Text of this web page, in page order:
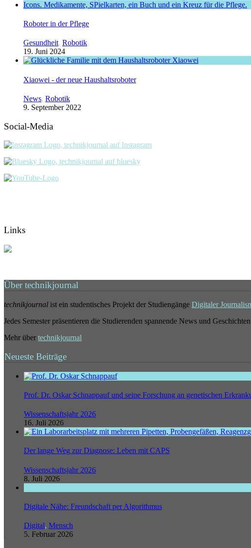
Roboter in der Pflege
Gesundheit, Robotik
19. Juni 2024
Xiaowei - der neue Haushaltsroboter
News, Robotik
9. September 2022
Social-Media
Links
Über technikjournal
technikjournal ist ein studentisches Projekt der Studiengänge Digitaler
Jedes Semester präsentieren die Studierenden spannende News und
Mehr über technikjournal
Neueste Beiträge
Prof. Dr. Oskar Schnappauf und seine Forschung an genetischen
Wissenschaftsjahr 2026
16. Juli 2026
Der lange Weg zur Diagnose: Leben mit CAPS
Wissenschaftsjahr 2026
8. Juli 2026
Digitale Nähe: Freundschaft per Algorithmus
Digital, Mensch
5. Februar 2026